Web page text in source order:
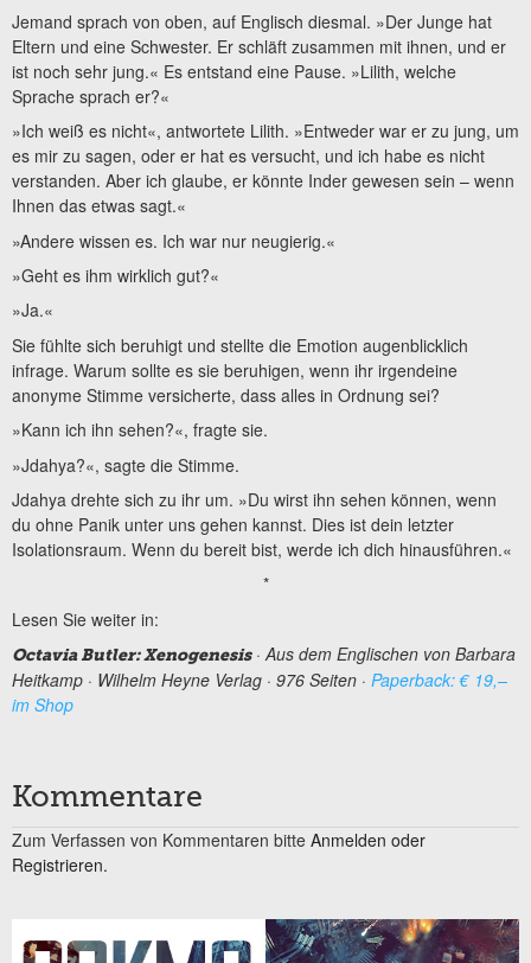
Jemand sprach von oben, auf Englisch diesmal. »Der Junge hat
Eltern und eine Schwester. Er schläft zusammen mit ihnen, und er
ist noch sehr jung.« Es entstand eine Pause. »Lilith, welche
Sprache sprach er?«
»Ich weiß es nicht«, antwortete Lilith. »Entweder war er zu jung, um
es mir zu sagen, oder er hat es versucht, und ich habe es nicht
verstanden. Aber ich glaube, er könnte Inder gewesen sein – wenn
Ihnen das etwas sagt.«
»Andere wissen es. Ich war nur neugierig.«
»Geht es ihm wirklich gut?«
»Ja.«
Sie fühlte sich beruhigt und stellte die Emotion augenblicklich
infrage. Warum sollte es sie beruhigen, wenn ihr irgendeine
anonyme Stimme versicherte, dass alles in Ordnung sei?
»Kann ich ihn sehen?«, fragte sie.
»Jdahya?«, sagte die Stimme.
Jdahya drehte sich zu ihr um. »Du wirst ihn sehen können, wenn
du ohne Panik unter uns gehen kannst. Dies ist dein letzter
Isolationsraum. Wenn du bereit bist, werde ich dich hinausführen.«
*
Lesen Sie weiter in:
Octavia Butler: Xenogenesis· Aus dem Englischen von Barbara
Heitkamp · Wilhelm Heyne Verlag · 976 Seiten · Paperback: € 19,–
im Shop
Kommentare
Zum Verfassen von Kommentaren bitte Anmelden oder
Registrieren.